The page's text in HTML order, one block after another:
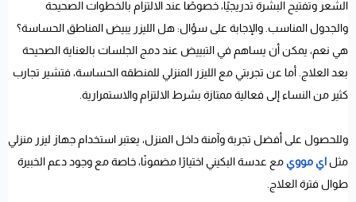
الشعر وتفتيح البشرة تدريجيًا، خصوصًا عند الالتزام بالخطوات الصحيحة
والجدول المناسب. والإجابة على سؤال: هل الليزر يبيض المناطق الحساسة؟
هي نعم، يمكن أن يساهم في التبييض عند دمج الجلسات بالعناية الصحيحة
بعد العلاج. أما عن تجربتي مع الليزر المنزلي للمنطقه الحساسة، فتشير تجارب
كثير من النساء إلى فعالية ممتازة بشرط الالتزام والاستمرارية.
وللحصول على أفضل تجربة وآمنة داخل المنزل، يعتبر استخدام جهاز ليزر منزلي
مثل اي مووي مع عدسة البكيني اختيارًا مضمونًا، خاصة مع وجود دعم الخبيرة
طوال فترة العلاج.